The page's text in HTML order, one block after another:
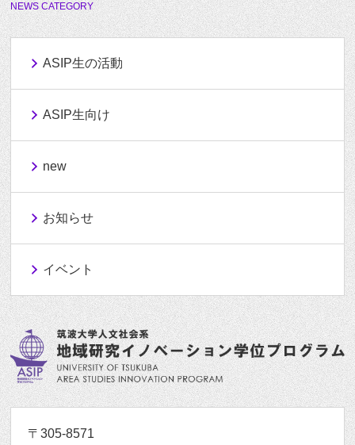
NEWS CATEGORY
ASIP生の活動
ASIP生向け
new
お知らせ
イベント
〒305-8571